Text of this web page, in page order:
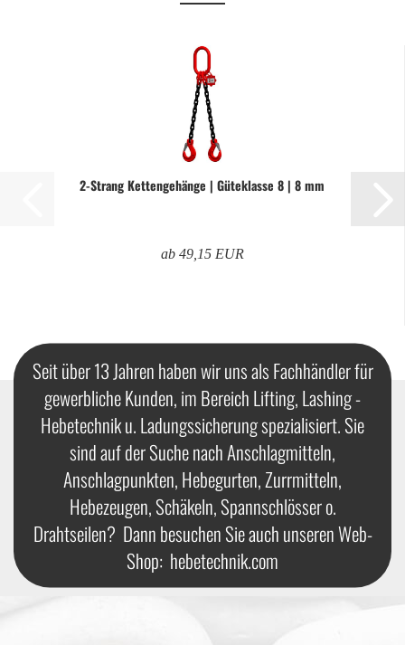
2-​Strang Ket­ten­ge­hän­ge | Gü­te­klas­se 8 | 8 mm
ab 49,15 EUR
Seit über 13 Jahren haben wir uns als Fachhändler für
gewerbliche Kunden, im Bereich Lifting, Lashing -
Hebetechnik u. Ladungssicherung spezialisiert. Sie
sind auf der Suche nach Anschlagmitteln,
Anschlagpunkten, Hebegurten, Zurrmitteln,
Hebezeugen, Schäkeln, Spannschlösser o.
Drahtseilen? Dann besuchen Sie auch unseren Web-
Shop: hebetechnik.com